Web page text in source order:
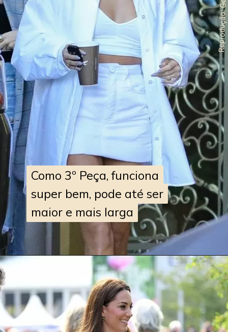
Como 3º Peça, funciona
super bem, pode até ser
maior e mais larga
Como 3º Peça, funciona
super bem, pode até ser
maior e mais larga
Reprodução: Google